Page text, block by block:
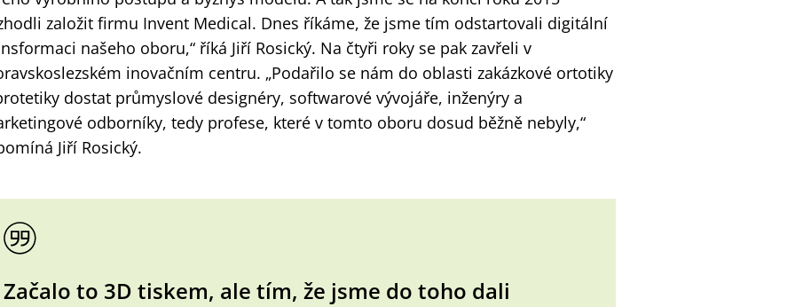
založit firmu Invent Medical. Dnes říkáme, že jsme tím odstartovali digitální
našeho oboru,“ říká Jiří Rosický. Na čtyři roky se pak zavřeli v
inovačním centru. „Podařilo se nám do oblasti zakázkové ortotiky
dostat průmyslové designéry, softwarové vývojáře, inženýry a
odborníky, tedy profese, které v tomto oboru dosud běžně nebyly,“
Jiří Rosický.
Začalo to 3D tiskem, ale tím, že jsme do toho dali